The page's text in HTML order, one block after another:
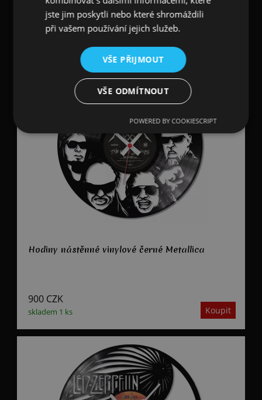
900CZK
Hodiny nástěnné vinylové černé Metallica
skladem 1 ks
900 CZK
jste jim poskytli nebo které shromáždili
při vašem používání jejich služeb.
VŠE PŘIJMOUT
VŠE ODMÍTNOUT
POWERED BY COOKIESCRIPT